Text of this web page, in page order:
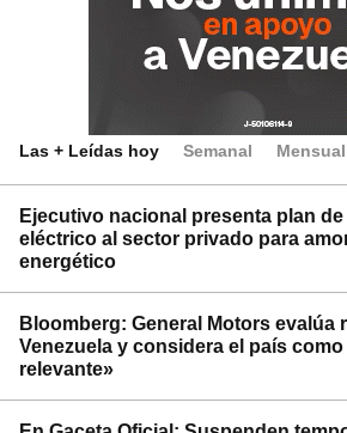
Las + Leídas hoy Semanal Mensual
Ejecutivo nacional presenta plan
eléctrico al sector privado para
energético
Bloomberg: General Motors evalúa
Venezuela y considera el país
relevante»